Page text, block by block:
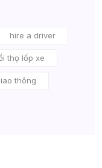
hire a driver
thọ lốp xe
thông